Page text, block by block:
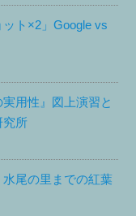
ト×2」Google vs
用性』図上演習と
究所
水尾の里までの紅葉